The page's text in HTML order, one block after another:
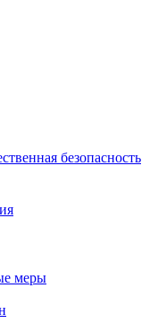
безопасность
меры